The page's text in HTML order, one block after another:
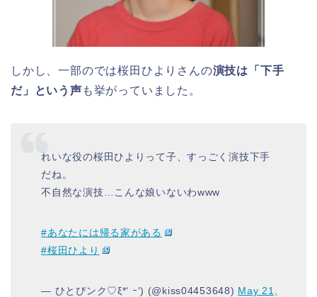
しかし、一部のでは桜田ひよりさんの演技は「下手
だ」という声 も挙がっていました。
れいな役の桜田ひよりって子、すっごく演技下手
だね。
不自然な演技…こんな娘いないわwww
#あなたには帰る家がある
#桜田ひより
— ひとぴンク♡ξ*‘ ｰ‘) (@kiss04453648) May 21,